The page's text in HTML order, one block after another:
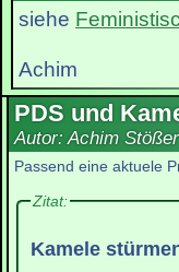
siehe
Achim
PDS und
Autor: Achim
Passend eine aktuele
Zitat:
Kamele